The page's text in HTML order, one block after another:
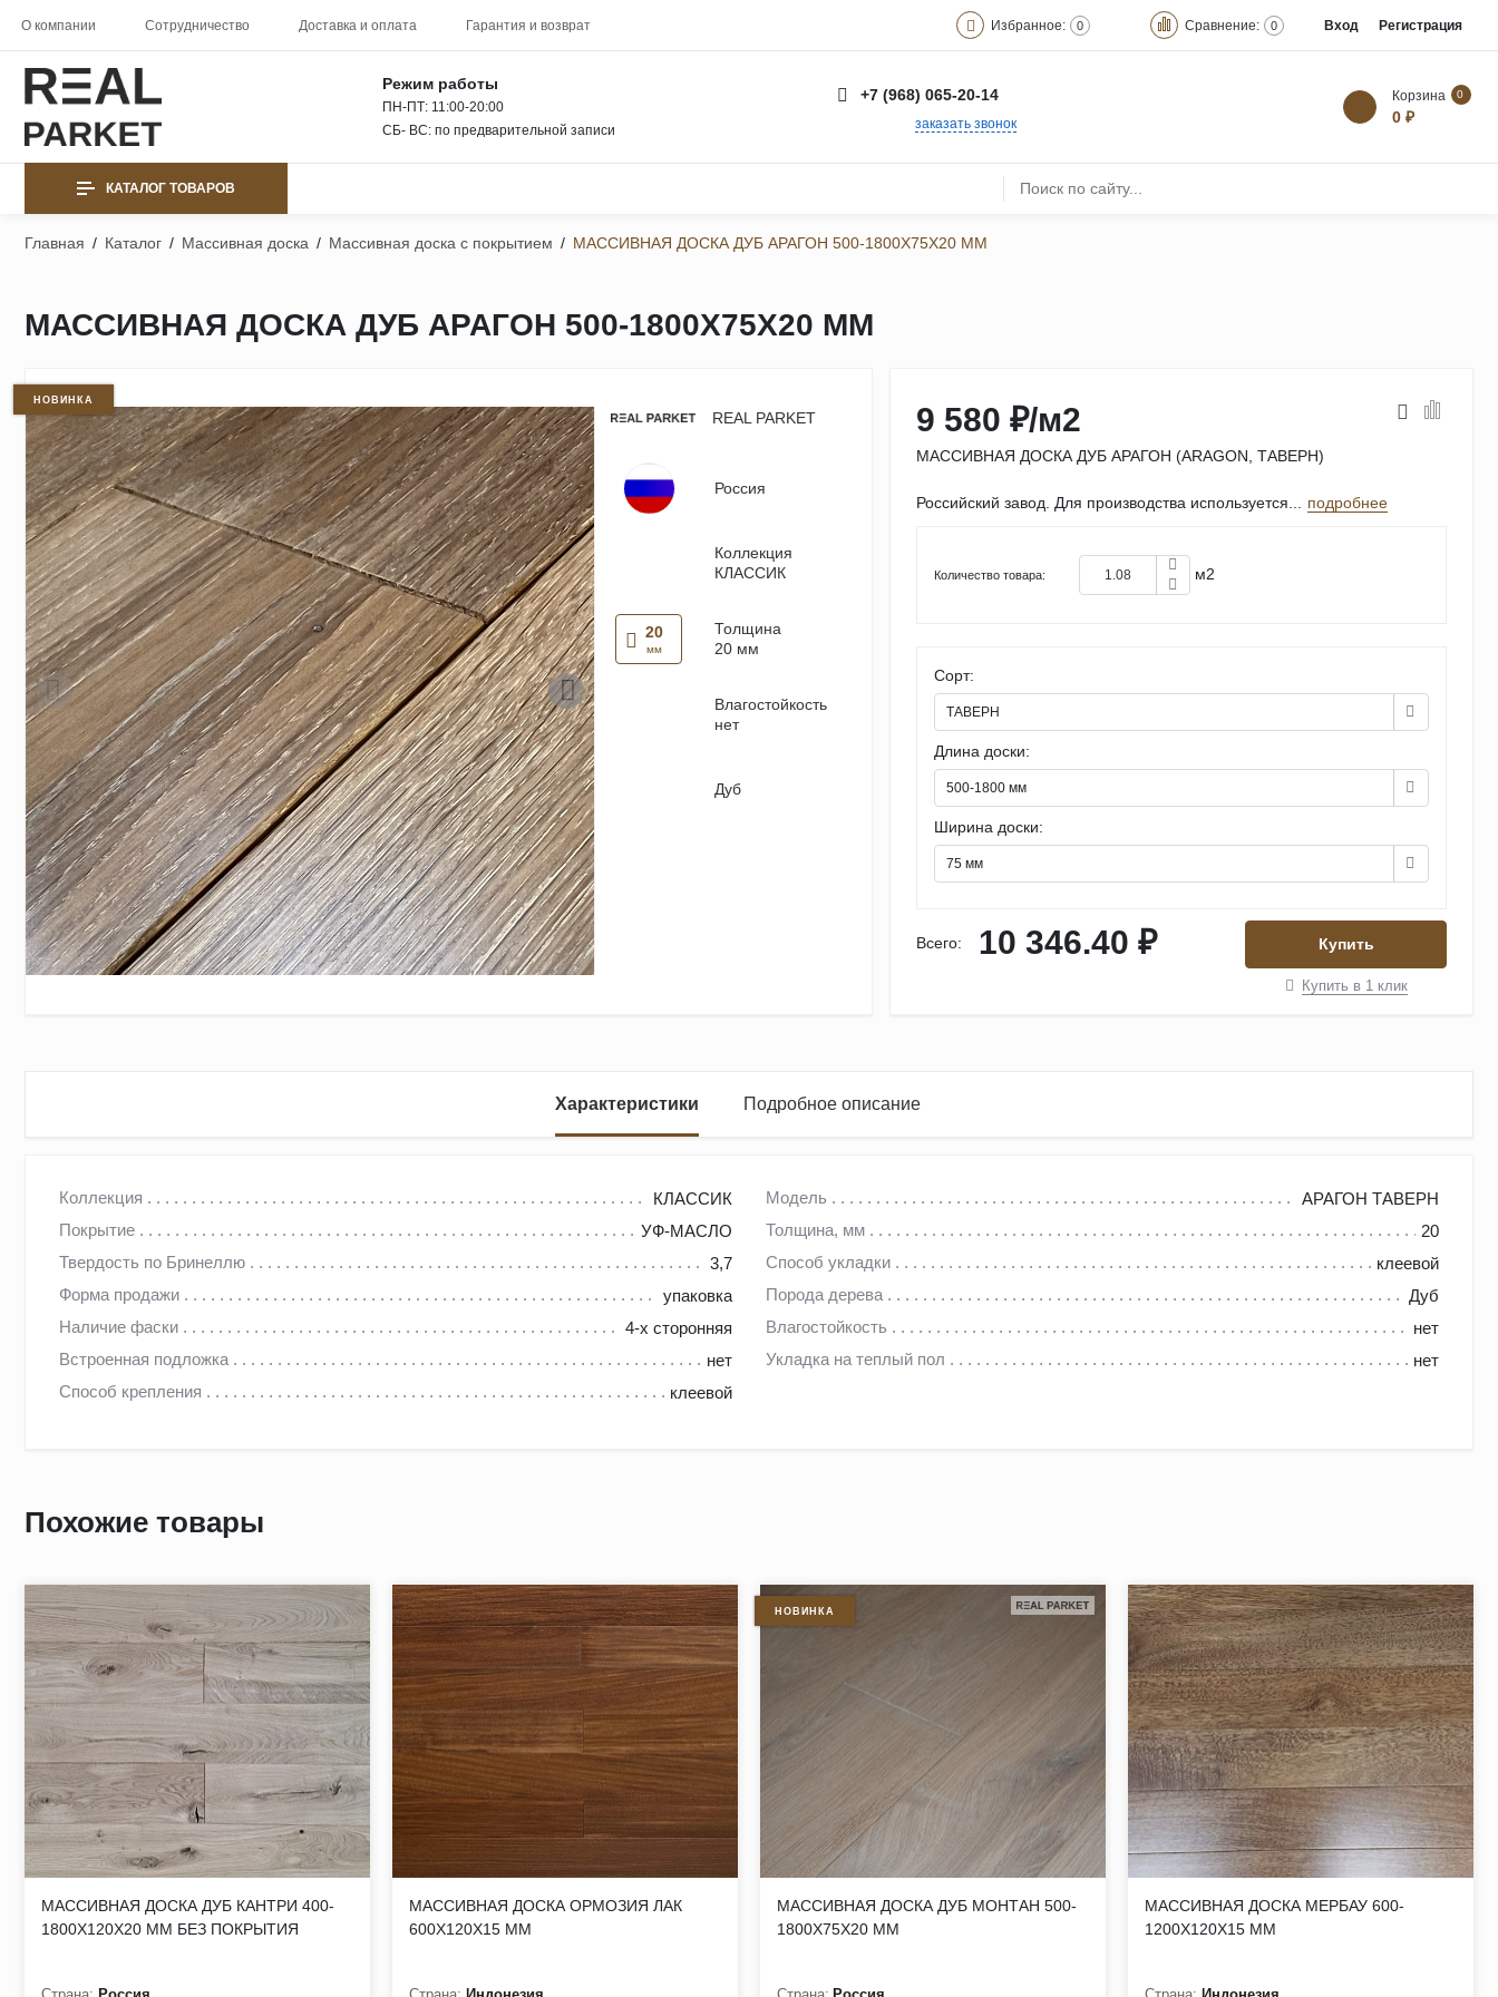
О компании Сотрудничество Доставка и оплата Гарантия и возврат Избранное: 0 Сравнение: 0 Вход Регистрация
Режим работы
ПН-ПТ: 11:00-20:00
СБ- ВС: по предварительной записи
+7 (968) 065-20-14
заказать звонок
Корзина 0
0 ₽
КАТАЛОГ ТОВАРОВ
Главная / Каталог / Массивная доска / Массивная доска с покрытием / МАССИВНАЯ ДОСКА ДУБ АРАГОН 500-1800Х75Х20 ММ
МАССИВНАЯ ДОСКА ДУБ АРАГОН 500-1800Х75Х20 ММ
НОВИНКА
REAL PARKET
Россия
Коллекция
КЛАССИК
20
мм
Толщина
20 мм
Влагостойкость
нет
Дуб
9 580 ₽/м2
МАССИВНАЯ ДОСКА ДУБ АРАГОН (ARAGON, ТАВЕРН)
Российский завод. Для производства используется... подробнее
Количество товара: м2
Сорт:
ТАВЕРН
Длина доски:
500-1800 мм
Ширина доски:
75 мм
Всего: 10 346.40 ₽ Купить
Купить в 1 клик
Характеристики Подробное описание
Коллекция КЛАССИК Модель
АРАГОН ТАВЕРН
Покрытие
УФ-МАСЛО Толщина, мм
20
Твердость по Бринеллю
3,7 Способ укладки
клеевой
Форма продажи
упаковка Порода дерева
Дуб
Наличие фаски
4-х сторонняя Влагостойкость
нет
Встроенная подложка
нет Укладка на теплый пол
нет
Способ крепления
клеевой
Конструкция из массива — это гипоаллергенный экоматериал, отличается хорошей тепло- и звукоизоляцией. И при правильной эксплуатации может прослужить Вам более 70 лет.
ПРОИЗВОДСТВО
Существующие мощности предприятия не только позволяют применять самые разнообразные технологии для разработки дизайнов доски, но способны в самые кратчайшие сроки
ПРЕИМУЩЕСТВА НАШЕЙ ПРОДУКЦИИ:
✔️Экологичный материал
✔️Высокое качество производимой продукции
✔️Уникальная цветовая палитра
✔️Различные варианты изготовления из массива дуба
✔️Сорт: ПРАЙМ (селект)/ ТАВЕРН (рустик)
✔️Финишная отделка: 3 слоя безопасного UV-масла
выпадающие зашпаклеванные не допускаются. Трещины на пластях допускаются единичные, нитевидные. Трещины на торцах не допускаются, заболонь до 5 % поверхности доски.
недострог. Гниль не допускается.
Похожие товары
МАССИВНАЯ ДОСКА ДУБ КАНТРИ 400-
1800Х120Х20 ММ БЕЗ ПОКРЫТИЯ
МАССИВНАЯ ДОСКА ОРМОЗИЯ ЛАК
600Х120Х15 ММ
НОВИНКА
МАССИВНАЯ ДОСКА ДУБ МОНТАН 500-
1800Х75Х20 ММ
МАССИВНАЯ ДОСКА МЕРБАУ 600-
1200Х120Х15 ММ